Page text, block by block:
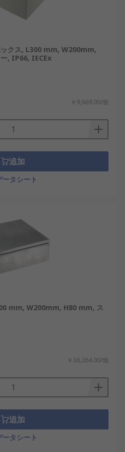
ックス, L300 mm, W200mm,
, IP66, IECEx
￥9,669.00/個
追加
ータシート
mm, W200mm, H80 mm, ス
￥36,264.00/個
追加
ータシート